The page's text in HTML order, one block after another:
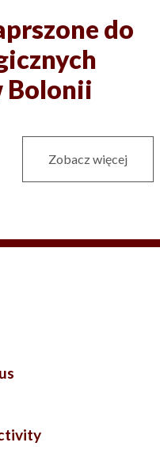
do
Bolonii
Zobacz więcej